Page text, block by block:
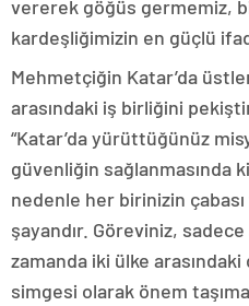
vererek göğüs germemiz,
kardeşliğimizin en güçlü
Mehmetçiğin Katar’da
arasındaki iş birliğini
“Katar’da yürüttüğünüz
güvenliğin sağlanmasında
nedenle her birinizin
şayandır. Göreviniz,
zamanda iki ülke
simgesi olarak önem